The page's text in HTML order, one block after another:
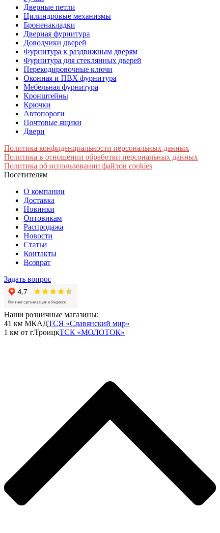
Дверные петли
Цилиндровые механизмы
Броненакладки
Дверная фурнитура
Доводчики дверей
Фурнитура к раздвижным дверям
Фурнитура для стеклянных дверей
Перекодировочные ключи
Оконная и ПВХ фурнитура
Мебельная фурнитура
Кронштейны
Крючки
Автопороги
Почтовые ящики
Двери
Политика конфиденциальности персональных данных
Политика в отношении обработки персональных данных
Политика об использовании файлов cookies
Посетителям
О компании
Доставка
Новинки
Оптовикам
Распродажа
Новости
Статьи
Контакты
Возврат
Задать вопрос
Наши розничные магазины:
41 км МКАДТСЯ «Славянский мир»
1 км от г.ТроицкТСК «МОЛОТОК»